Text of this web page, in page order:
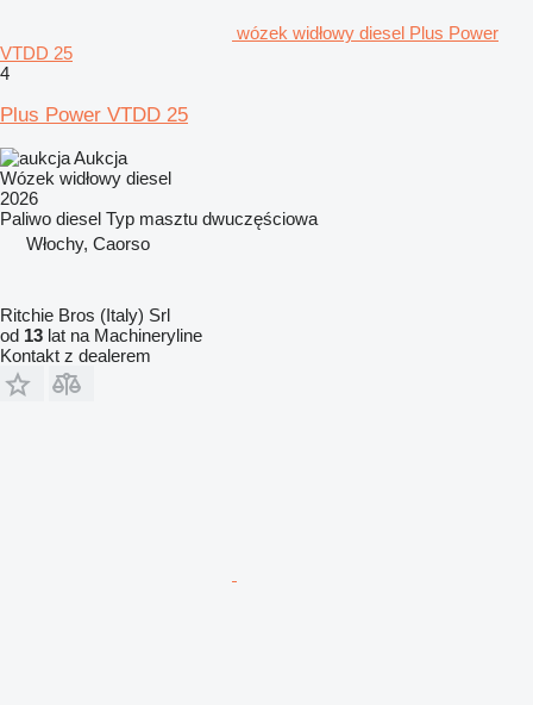
wózek widłowy diesel Plus Power
VTDD 25
4
Plus Power VTDD 25
Aukcja
Wózek widłowy diesel
2026
Paliwo diesel Typ masztu dwuczęściowa
Włochy, Caorso
Ritchie Bros (Italy) Srl
od 13 lat na Machineryline
Kontakt z dealerem